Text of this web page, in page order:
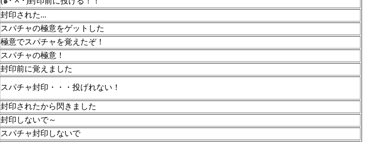
封印された...
スパチャの極意をゲットした
極意でスパチャを覚えたぞ！
スパチャの極意！
封印前に覚えました
スパチャ封印・・・投げれない！
封印されたから閃きました
封印しないで～
スパチャ封印しないで